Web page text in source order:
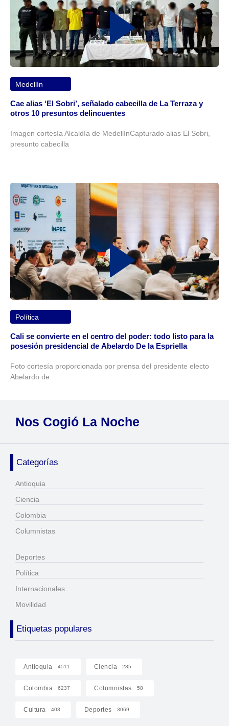
Medellín
Cae alias ‘El Sobri’, señalado cabecilla de La Terraza y
otros 10 presuntos delincuentes
Imagen cortesía Alcaldía de MedellínCapturado alias El Sobri,
presunto cabecilla
Política
Cali se convierte en el centro del poder: todo listo para la
posesión presidencial de Abelardo De la Espriella
Foto cortesía proporcionada por prensa del presidente electo
Abelardo de
Nos Cogió La Noche
Categorías
Antioquia
Ciencia
Colombia
Columnistas
Deportes
Política
Internacionales
Movilidad
Etiquetas populares
Antioquia 4511 Ciencia 285
Colombia 6237 Columnistas 58
Cultura 403 Deportes 3069